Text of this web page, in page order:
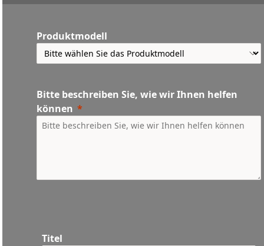
Produktmodell
Bitte beschreiben Sie, wie wir Ihnen helfen
können
Titel